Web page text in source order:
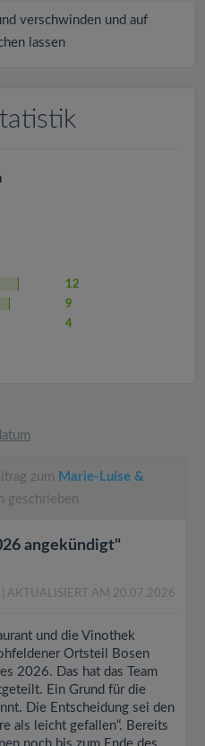
verschwinden und auf
lassen
12
9
4
zum Marie-Luise &
geschrieben
angekündigt"
| AKTUALISIERT AM 20.07.2026
und die Vinothek
Ortsteil Bosen
2026. Das hat das Team
Ein Grund für die
Die Entscheidung sei den
als leicht gefallen“. Bereits